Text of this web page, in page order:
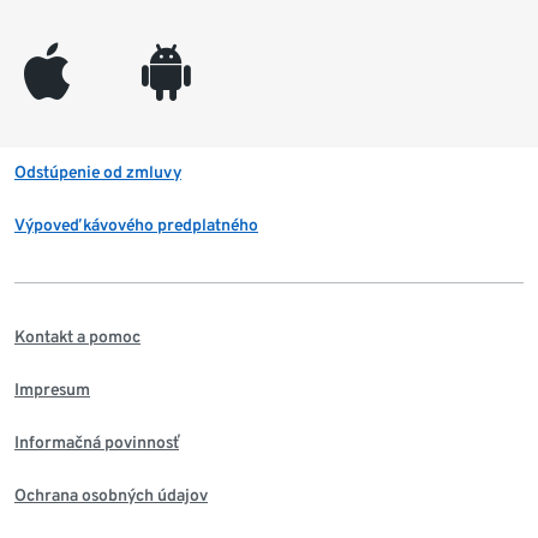
appleinc android
Odstúpenie od zmluvy
Výpoveď kávového predplatného
Kontakt a pomoc
Impresum
Informačná povinnosť
Ochrana osobných údajov